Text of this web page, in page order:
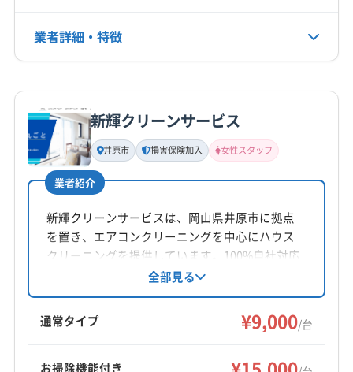
業者詳細・特徴
基本情報
代表者名
木下直弥
所在地
岡山県邑久町豊安69-1
対応地域
岡山市中区
岡山市南区
岡山市北区 笠岡市 玉野市
高梁市
新見市
真庭市 浅口市
倉敷市
加賀郡吉備中央町
久米郡美咲町
新輝クリーンサービス
井原市 損害保険加入 女性スタッフ
業者紹介
新輝クリーンサービスは、岡山県井原市に拠点
を置き、エアコンクリーニングを中心にハウス
クリーニングを提供しています。100%自社対応
で、女性スタッフの派遣も可能。損害保険加入
済みです。作業や仕上がりに不満がある場合は
無料にて追加対応。駐車代は店舗負担で、施工
場所の片付け、清掃まで丁寧に対応します。
全部見る
通常タイプ ¥9,000/台
お掃除機能付き